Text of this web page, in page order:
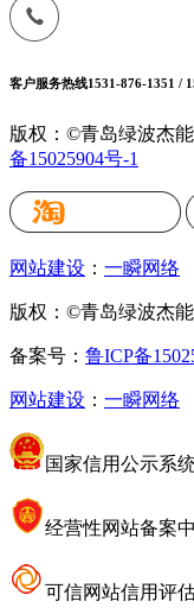
客户服务热线1531-876-1351 /
版权：©青岛绿波杰
备15025904号-1
网站建设 ： 一瞬网络
版权：©青岛绿波杰
备案号： 鲁ICP备
网站建设 ： 一瞬网络
国家信用公示系
经营性网站备案
可信网站信用评